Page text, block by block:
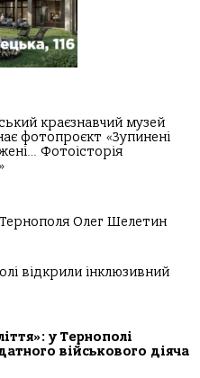
краєзнавчий музей
фотопроєкт «Зупинені
Фотоісторія
Тернополя Олег Шелетин
відкрили інклюзивний
у Тернополі
військового діяча